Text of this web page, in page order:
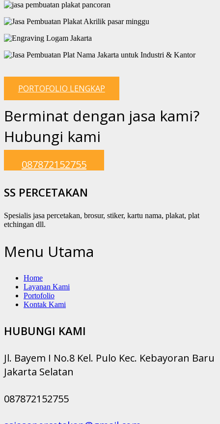
PORTOFOLIO LENGKAP
Berminat dengan jasa kami?
Hubungi kami
087872152755
SS PERCETAKAN
Spesialis jasa percetakan, brosur, stiker, kartu nama, plakat, plat
etchingan dll.
Menu Utama
Home
Layanan Kami
Portofolio
Kontak Kami
HUBUNGI KAMI
Jl. Bayem I No.8 Kel. Pulo Kec. Kebayoran Baru
Jakarta Selatan
087872152755